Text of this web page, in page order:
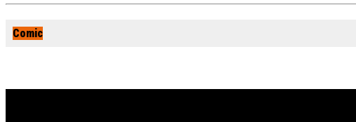
Comic